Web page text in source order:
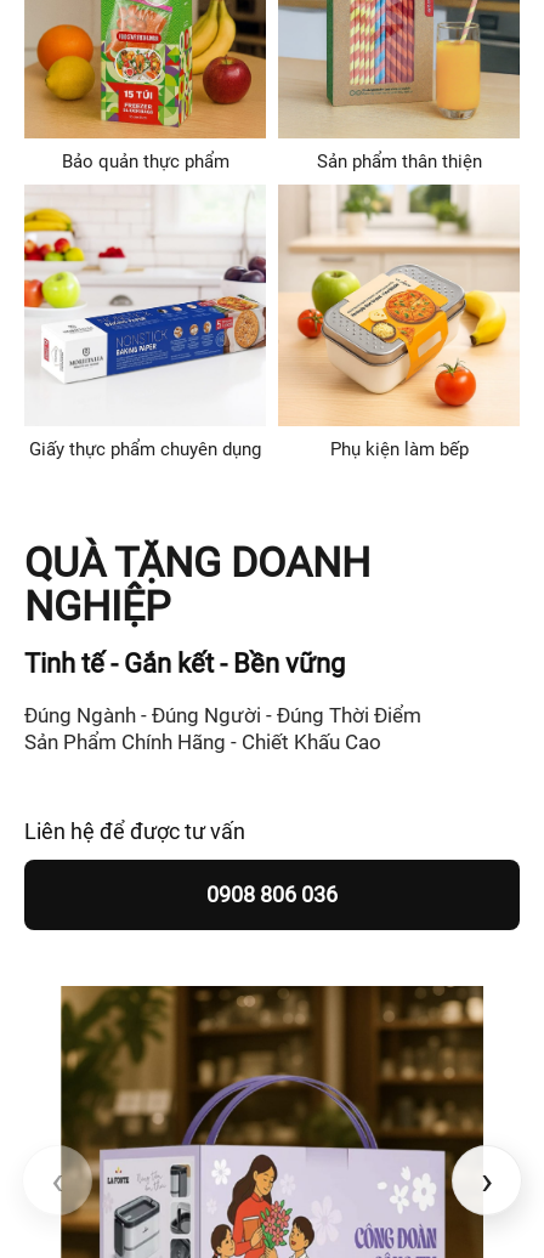
Sản phẩm an toàn cho sức khỏe mọi nhà
Khám phá ngay
Bảo quản thực phẩm Sản phẩm thân thiện
Giấy thực phẩm chuyên dụng Phụ kiện làm bếp
QUÀ TẶNG DOANH
NGHIỆP
Tinh tế - Gắn kết - Bền vững
Đúng Ngành - Đúng Người - Đúng Thời Điểm
Sản Phẩm Chính Hãng - Chiết Khấu Cao
Liên hệ để được tư vấn
0908 806 036
‹ ›